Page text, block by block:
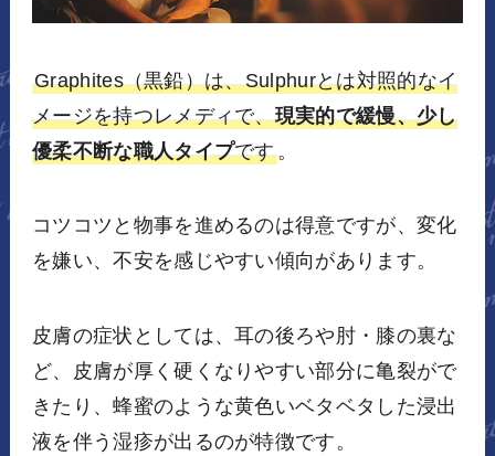
Graphites（黒鉛）は、Sulphurとは対照的なイ
メージを持つレメディで、現実的で緩慢、少し
優柔不断な職人タイプです。
コツコツと物事を進めるのは得意ですが、変化
を嫌い、不安を感じやすい傾向があります。
皮膚の症状としては、耳の後ろや肘・膝の裏な
ど、皮膚が厚く硬くなりやすい部分に亀裂がで
きたり、蜂蜜のような黄色いベタベタした浸出
液を伴う湿疹が出るのが特徴です。